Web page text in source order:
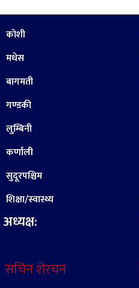
कोशी
मधेस
बागमती
गण्डकी
लुम्बिनी
कर्णाली
सुदूरपश्चिम
शिक्षा/स्वास्थ्य
अध्यक्ष:
सचिन शेरचन